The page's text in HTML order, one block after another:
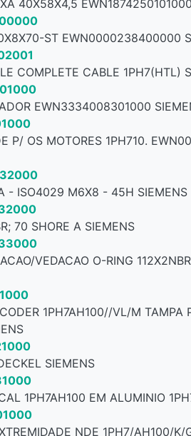
40X58X4,5
ST EWN0000238400000
COMPLETE CABLE 1PH7(HTL)
EWN3334008301000
P/ OS MOTORES 1PH710.
- ISO4029 M6X8 - ​​45H SIEMENS
70 SHORE A SIEMENS
VEDACAO O-RING
1PH7AH100//VL/M TAMPA
SIEMENS
1PH7AH100 EM ALUMINIO
NDE 1PH7/AH100/K/